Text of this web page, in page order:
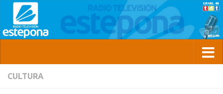
CULTURA